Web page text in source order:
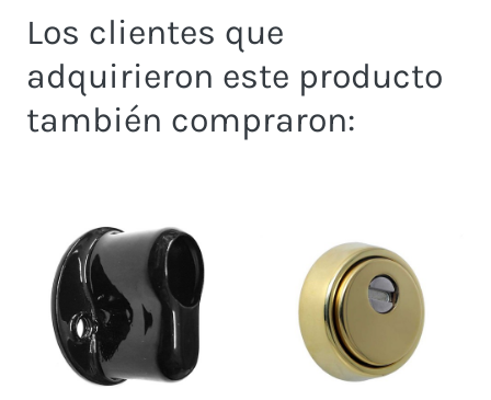
Los clientes que
adquirieron este producto
también compraron: